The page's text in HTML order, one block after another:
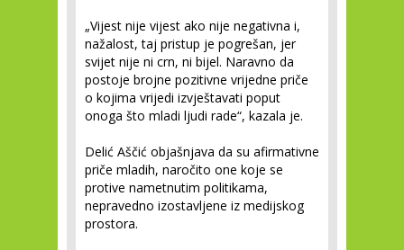
„Vijest nije vijest ako nije negativna i,
nažalost, taj pristup je pogrešan, jer
svijet nije ni crn, ni bijel. Naravno da
postoje brojne pozitivne vrijedne priče
o kojima vrijedi izvještavati poput
onoga što mladi ljudi rade“, kazala je.
Delić Aščić objašnjava da su afirmativne
priče mladih, naročito one koje se
protive nametnutim politikama,
nepravedno izostavljene iz medijskog
prostora.